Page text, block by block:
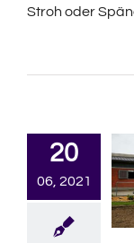
Stroh oder
20
06, 2021